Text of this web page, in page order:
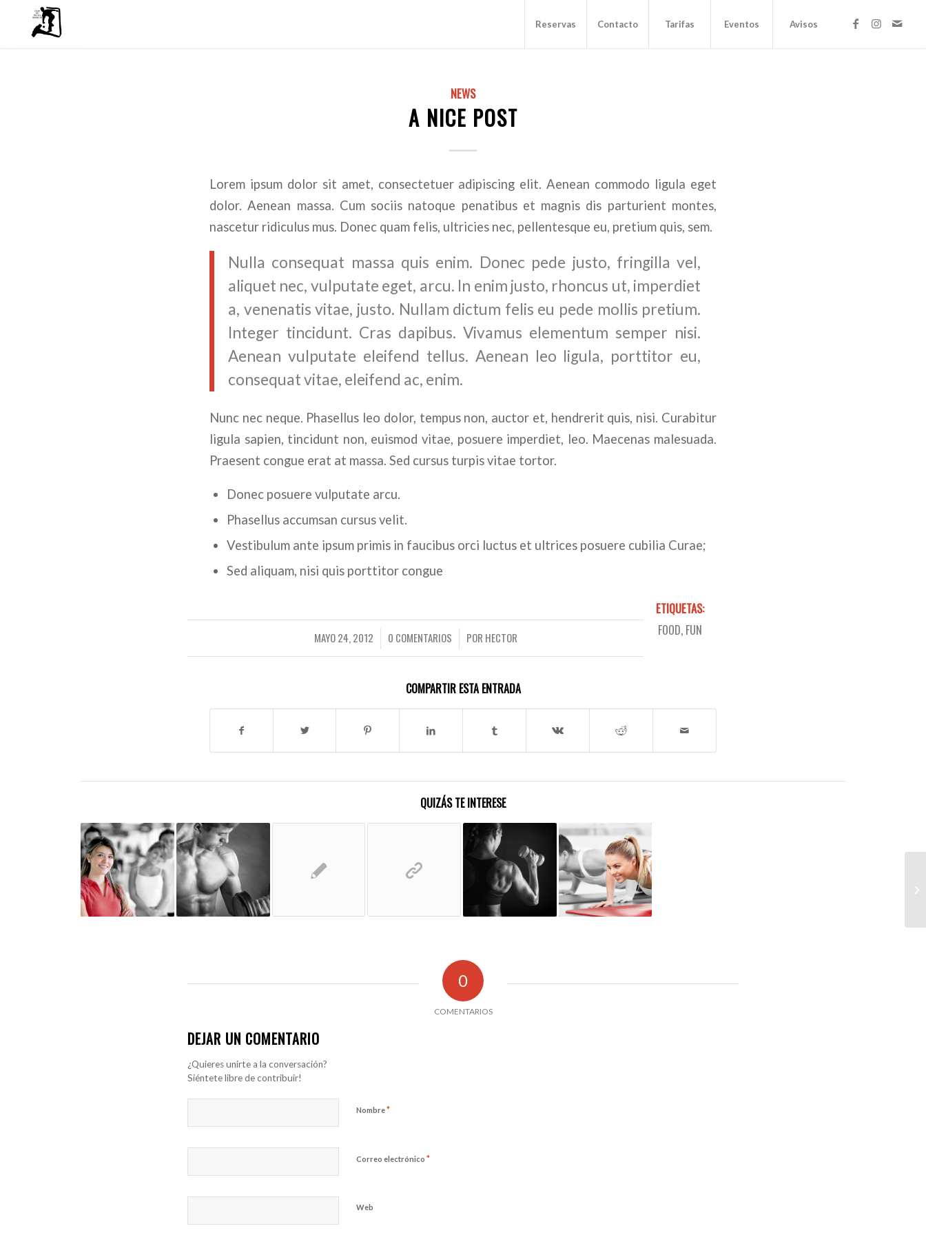
Reservas Contacto Tarifas Eventos Avisos
NEWS
A NICE POST
Lorem ipsum dolor sit amet, consectetuer adipiscing elit. Aenean commodo ligula eget
dolor. Aenean massa. Cum sociis natoque penatibus et magnis dis parturient montes,
nascetur ridiculus mus. Donec quam felis, ultricies nec, pellentesque eu, pretium quis, sem.
Nulla consequat massa quis enim. Donec pede justo, fringilla vel,
aliquet nec, vulputate eget, arcu. In enim justo, rhoncus ut, imperdiet
a, venenatis vitae, justo. Nullam dictum felis eu pede mollis pretium.
Integer tincidunt. Cras dapibus. Vivamus elementum semper nisi.
Aenean vulputate eleifend tellus. Aenean leo ligula, porttitor eu,
consequat vitae, eleifend ac, enim.
Nunc nec neque. Phasellus leo dolor, tempus non, auctor et, hendrerit quis, nisi. Curabitur
ligula sapien, tincidunt non, euismod vitae, posuere imperdiet, leo. Maecenas malesuada.
Praesent congue erat at massa. Sed cursus turpis vitae tortor.
Donec posuere vulputate arcu.
Phasellus accumsan cursus velit.
Vestibulum ante ipsum primis in faucibus orci luctus et ultrices posuere cubilia Curae;
Sed aliquam, nisi quis porttitor congue
MAYO 24, 2012
/ 0 COMENTARIOS
/ POR HECTOR
ETIQUETAS:
FOOD, FUN
COMPARTIR ESTA ENTRADA
QUIZÁS TE INTERESE
0
COMENTARIOS
DEJAR UN COMENTARIO
¿Quieres unirte a la conversación?
Siéntete libre de contribuir!
Nombre*
Correo electrónico *
Web